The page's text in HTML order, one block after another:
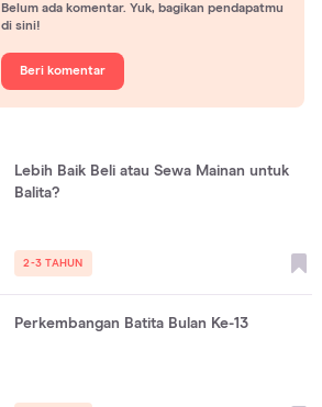
Belum ada komentar. Yuk, bagikan pendapatmu
di sini!
Beri komentar
Lebih Baik Beli atau Sewa Mainan untuk
Balita?
2-3 TAHUN
Perkembangan Batita Bulan Ke-13